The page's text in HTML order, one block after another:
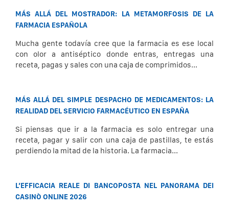
MÁS ALLÁ DEL MOSTRADOR: LA METAMORFOSIS DE LA
FARMACIA ESPAÑOLA
Mucha gente todavía cree que la farmacia es ese local
con olor a antiséptico donde entras, entregas una
receta, pagas y sales con una caja de comprimidos...
MÁS ALLÁ DEL SIMPLE DESPACHO DE MEDICAMENTOS: LA
REALIDAD DEL SERVICIO FARMACÉUTICO EN ESPAÑA
Si piensas que ir a la farmacia es solo entregar una
receta, pagar y salir con una caja de pastillas, te estás
perdiendo la mitad de la historia. La farmacia...
L’EFFICACIA REALE DI BANCOPOSTA NEL PANORAMA DEI
CASINÒ ONLINE 2026